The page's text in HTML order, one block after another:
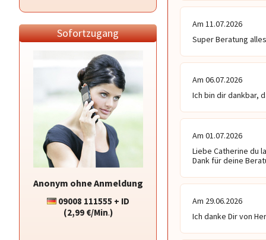
Sofortzugang
Anonym ohne Anmeldung
09008 111555 + ID
(2,99 €/Min.)
Am 11.07.2026
Super Beratung
Am 06.07.2026
Ich bin dir dankbar,
Am 01.07.2026
Liebe Catherine du
Dank für deine
Am 29.06.2026
Ich danke Dir von